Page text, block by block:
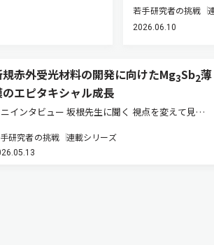
若手研究者の挑戦
2026.06.10
赤外受光材料の開発に向けたMg3Sb2薄
エピタキシャル成長
インタビュー 坂根先生に聞く 視点を変えて見え
もとは熱電材料の研究を行っていました。熱を電
変換する材料で，特にMg3Sb2やそれにビスマス
研究者の挑戦 連載シリーズ